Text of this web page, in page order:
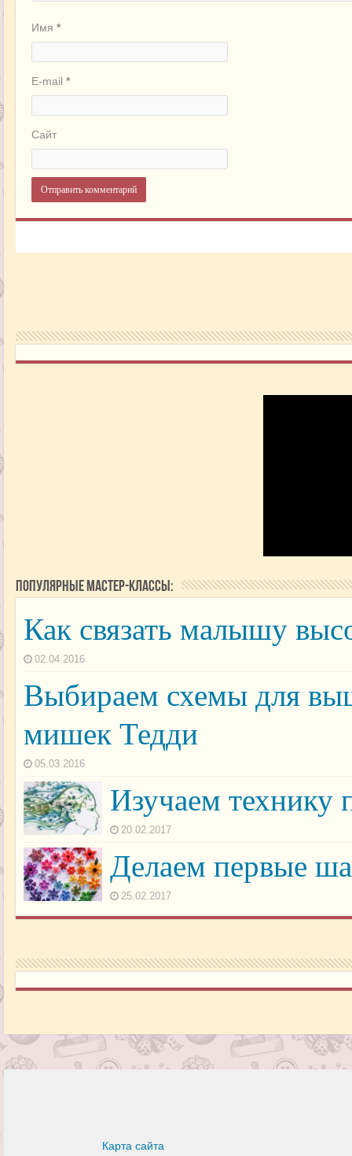
Имя *
E-mail *
Сайт
Популярные мастер-классы:
Как связать малышу
02.04.2016
Выбираем схемы для
мишек Тедди
05.03.2016
Изучаем технику
20.02.2017
Делаем первые
25.02.2017
Карта сайта